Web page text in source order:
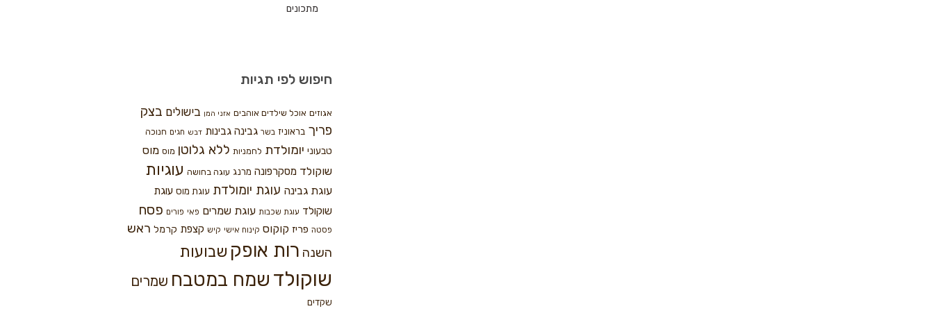
מתכונים
חיפוש לפי תגיות
אגוזים אוכל שילדים אוהבים אזני המן בישולים בצק
פריך בראוניז בשר גבינה גבינות דבש חגים חנוכה
טבעוני יומולדת לחמניות ללא גלוטן מוס מוס
שוקולד מסקרפונה מרנג עוגה בחושה עוגיות
עוגת גבינה עוגת יומולדת עוגת מוס עוגת
שוקולד עוגת שכבות עוגת שמרים פאי פורים פסח
פסטה פריז קוקוס קינוח אישי קיש קצפת קרמל ראש
השנה רות אופק שבועות
שוקולד שמח במטבח שמרים
שקדים